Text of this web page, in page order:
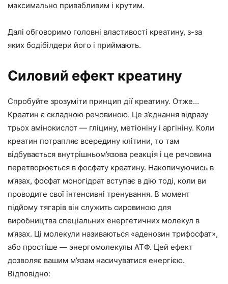
максимально привабливим і крутим.
Далі обговоримо головні властивості креатину, з-за
яких бодібілдери його і приймають.
Силовий ефект креатину
Спробуйте зрозуміти принцип дії креатину. Отже…
Креатин є складною речовиною. Це з’єднання відразу
трьох амінокислот — гліцину, метіоніну і аргініну. Коли
креатин потрапляє всередину клітини, то там
відбувається внутрішньом’язова реакція і це речовина
перетворюється в фосфату креатину. Накопичуючись в
м’язах, фосфат моногідрат вступає в дію тоді, коли ви
проводите свої інтенсивні тренування. В момент
підйому тягарів він служить сировиною для
виробництва спеціальних енергетичних молекул в
м’язах. Ці молекули називаються «аденозин трифосфат»,
або простіше — энергомолекулы АТФ. Цей ефект
дозволяє вашим м’язам насичуватися енергією.
Відповідно: